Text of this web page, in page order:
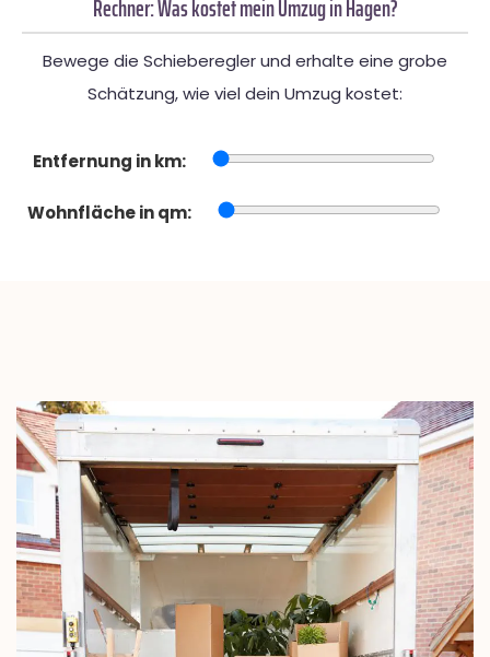
Rechner: Was kostet mein Umzug in Hagen?
Bewege die Schieberegler und erhalte eine grobe
Schätzung, wie viel dein Umzug kostet:
Entfernung in km:
Wohnfläche in qm: